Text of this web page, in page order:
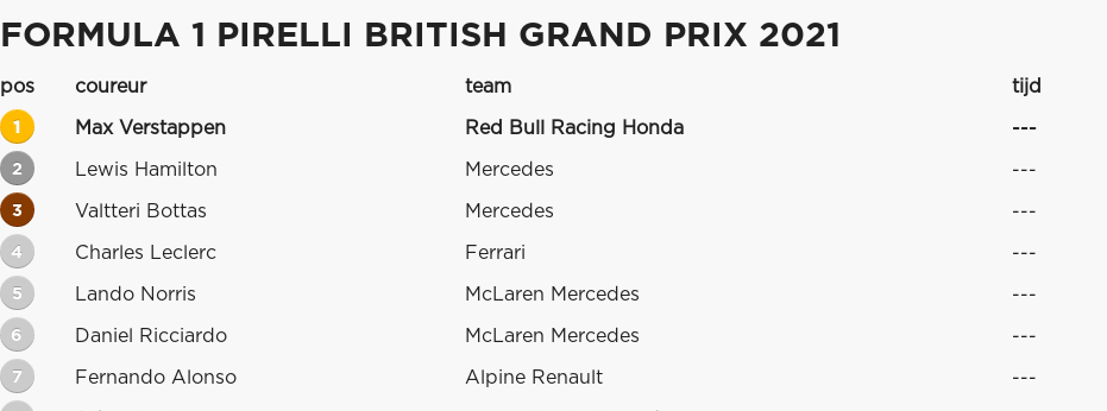
FORMULA 1 PIRELLI BRITISH GRAND PRIX 2021
pos coureur team tijd
1 Max Verstappen Red Bull Racing Honda ---
2 Lewis Hamilton Mercedes ---
3 Valtteri Bottas Mercedes ---
4 Charles Leclerc Ferrari ---
5 Lando Norris McLaren Mercedes ---
6 Daniel Ricciardo McLaren Mercedes ---
7 Fernando Alonso Alpine Renault ---